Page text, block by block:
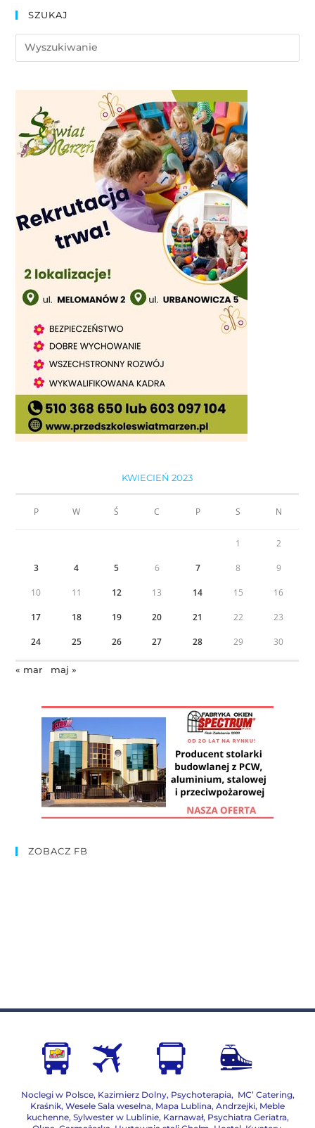
SZUKAJ
KWIECIEŃ 2023
P W Ś C P S N
1 2
3 4 5 6 7 8 9
10 11 12 13 14 15 16
17 18 19 20 21 22 23
24 25 26 27 28 29 30
« mar maj »
ZOBACZ FB
Noclegi w Polsce, Kazimierz Dolny, Psychoterapia, MC’ Catering,
Kraśnik, Wesele Sala weselna, Mapa Lublina, Andrzejki, Meble
kuchenne, Sylwester w Lublinie, Karnawał, Psychiatra Geriatra,